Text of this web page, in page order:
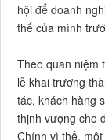
hội để doanh
thế của mình
Theo quan niệm
lễ khai trương
tác, khách hàng
thịnh vượng cho
Chính vì thế,